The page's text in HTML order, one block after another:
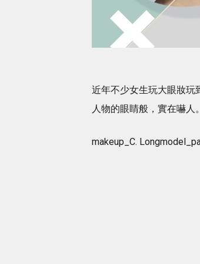
近年不少女生玩大眼妝玩
人物的眼睛般，實在嚇
makeup_C.